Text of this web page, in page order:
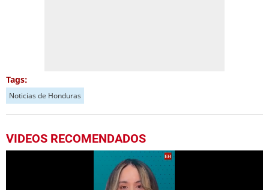
Tags:
Noticias de Honduras
VIDEOS RECOMENDADOS